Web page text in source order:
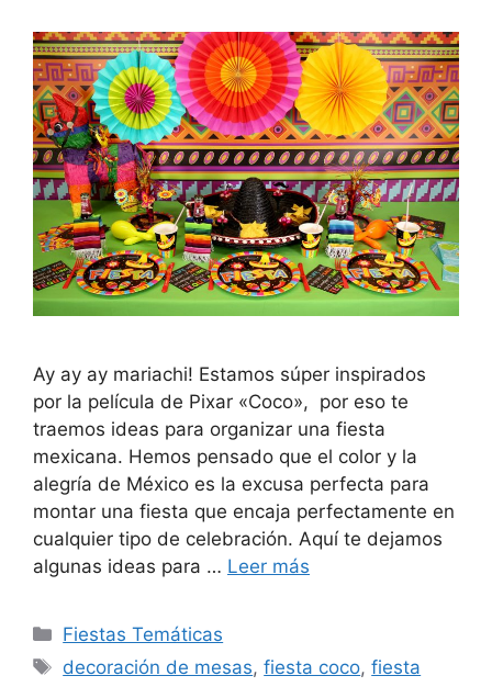
Ay ay ay mariachi! Estamos súper inspirados
por la película de Pixar «Coco», por eso te
traemos ideas para organizar una fiesta
mexicana. Hemos pensado que el color y la
alegría de México es la excusa perfecta para
montar una fiesta que encaja perfectamente en
cualquier tipo de celebración. Aquí te dejamos
algunas ideas para … Leer más
Categorías
Fiestas Temáticas
Etiquetas
decoración de mesas,fiesta coco,fiesta